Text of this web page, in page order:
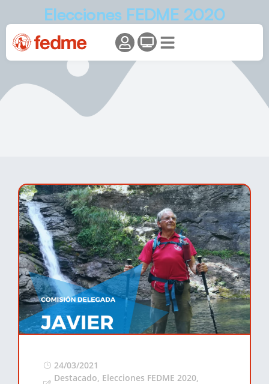
Elecciones FEDME 2020
24/03/2021
Destacado, Elecciones FEDME 2020,